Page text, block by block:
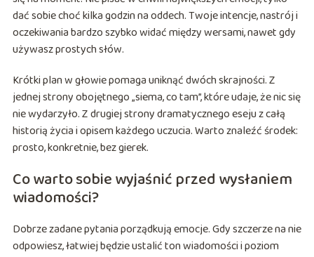
dać sobie choć kilka godzin na oddech. Twoje intencje, nastrój i
oczekiwania bardzo szybko widać między wersami, nawet gdy
używasz prostych słów.
Krótki plan w głowie pomaga uniknąć dwóch skrajności. Z
jednej strony obojętnego „siema, co tam”, które udaje, że nic się
nie wydarzyło. Z drugiej strony dramatycznego eseju z całą
historią życia i opisem każdego uczucia. Warto znaleźć środek:
prosto, konkretnie, bez gierek.
Co warto sobie wyjaśnić przed wysłaniem
wiadomości?
Dobrze zadane pytania porządkują emocje. Gdy szczerze na nie
odpowiesz, łatwiej będzie ustalić ton wiadomości i poziom